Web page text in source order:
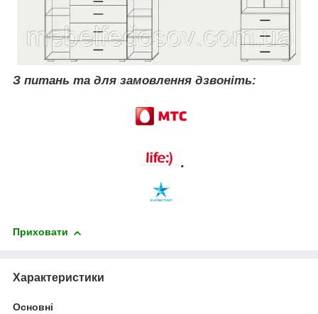
З питань та для замовлення дзвоніть:
.
Приховати
Характеристики
Основні